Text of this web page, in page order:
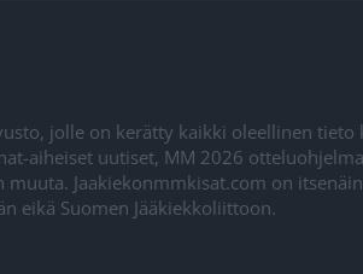
jolle on kerätty kaikki oleellinen tieto
aiheiset uutiset, MM 2026
Jaakiekonmmkisat.com on
eikä Suomen Jääkiekkoliittoon.